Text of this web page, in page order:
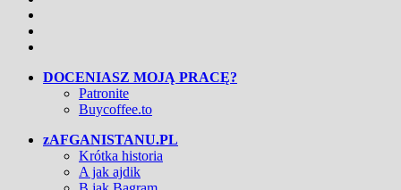
DOCENIASZ MOJĄ PRACĘ?
Patronite
Buycoffee.to
zAFGANISTANU.PL
Krótka historia
A jak ajdik